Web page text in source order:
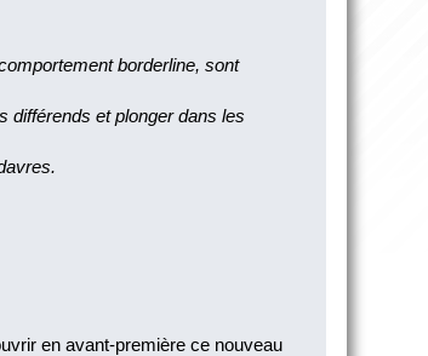
borderline, sont
différends et plonger dans les
en avant-première ce nouveau